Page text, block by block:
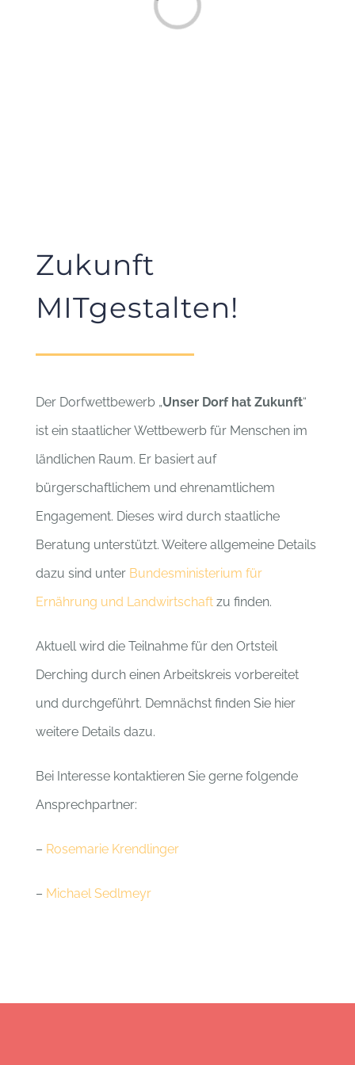
Laden...
Zukunft
MITgestalten!
Der Dorfwettbewerb „Unser Dorf hat Zukunft“
ist ein staatlicher Wettbewerb für Menschen im
ländlichen Raum. Er basiert auf
bürgerschaftlichem und ehrenamtlichem
Engagement. Dieses wird durch staatliche
Beratung unterstützt. Weitere allgemeine Details
dazu sind unter Bundesministerium für
Ernährung und Landwirtschaftzu finden.
Aktuell wird die Teilnahme für den Ortsteil
Derching durch einen Arbeitskreis vorbereitet
und durchgeführt. Demnächst finden Sie hier
weitere Details dazu.
Bei Interesse kontaktieren Sie gerne folgende
Ansprechpartner:
– Rosemarie Krendlinger
– Michael Sedlmeyr